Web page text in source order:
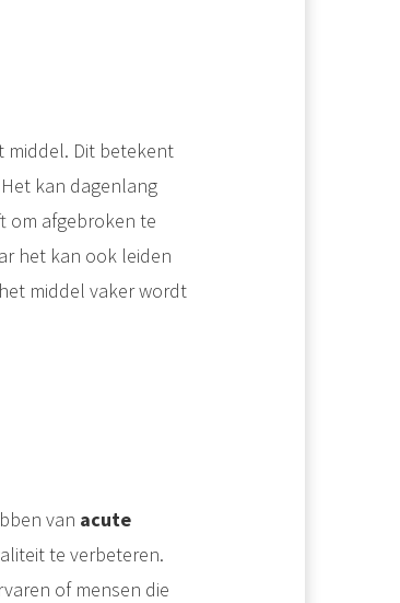
middel. Dit betekent
kan dagenlang
om afgebroken te
het kan ook leiden
middel vaker wordt
van acute
te verbeteren.
of mensen die